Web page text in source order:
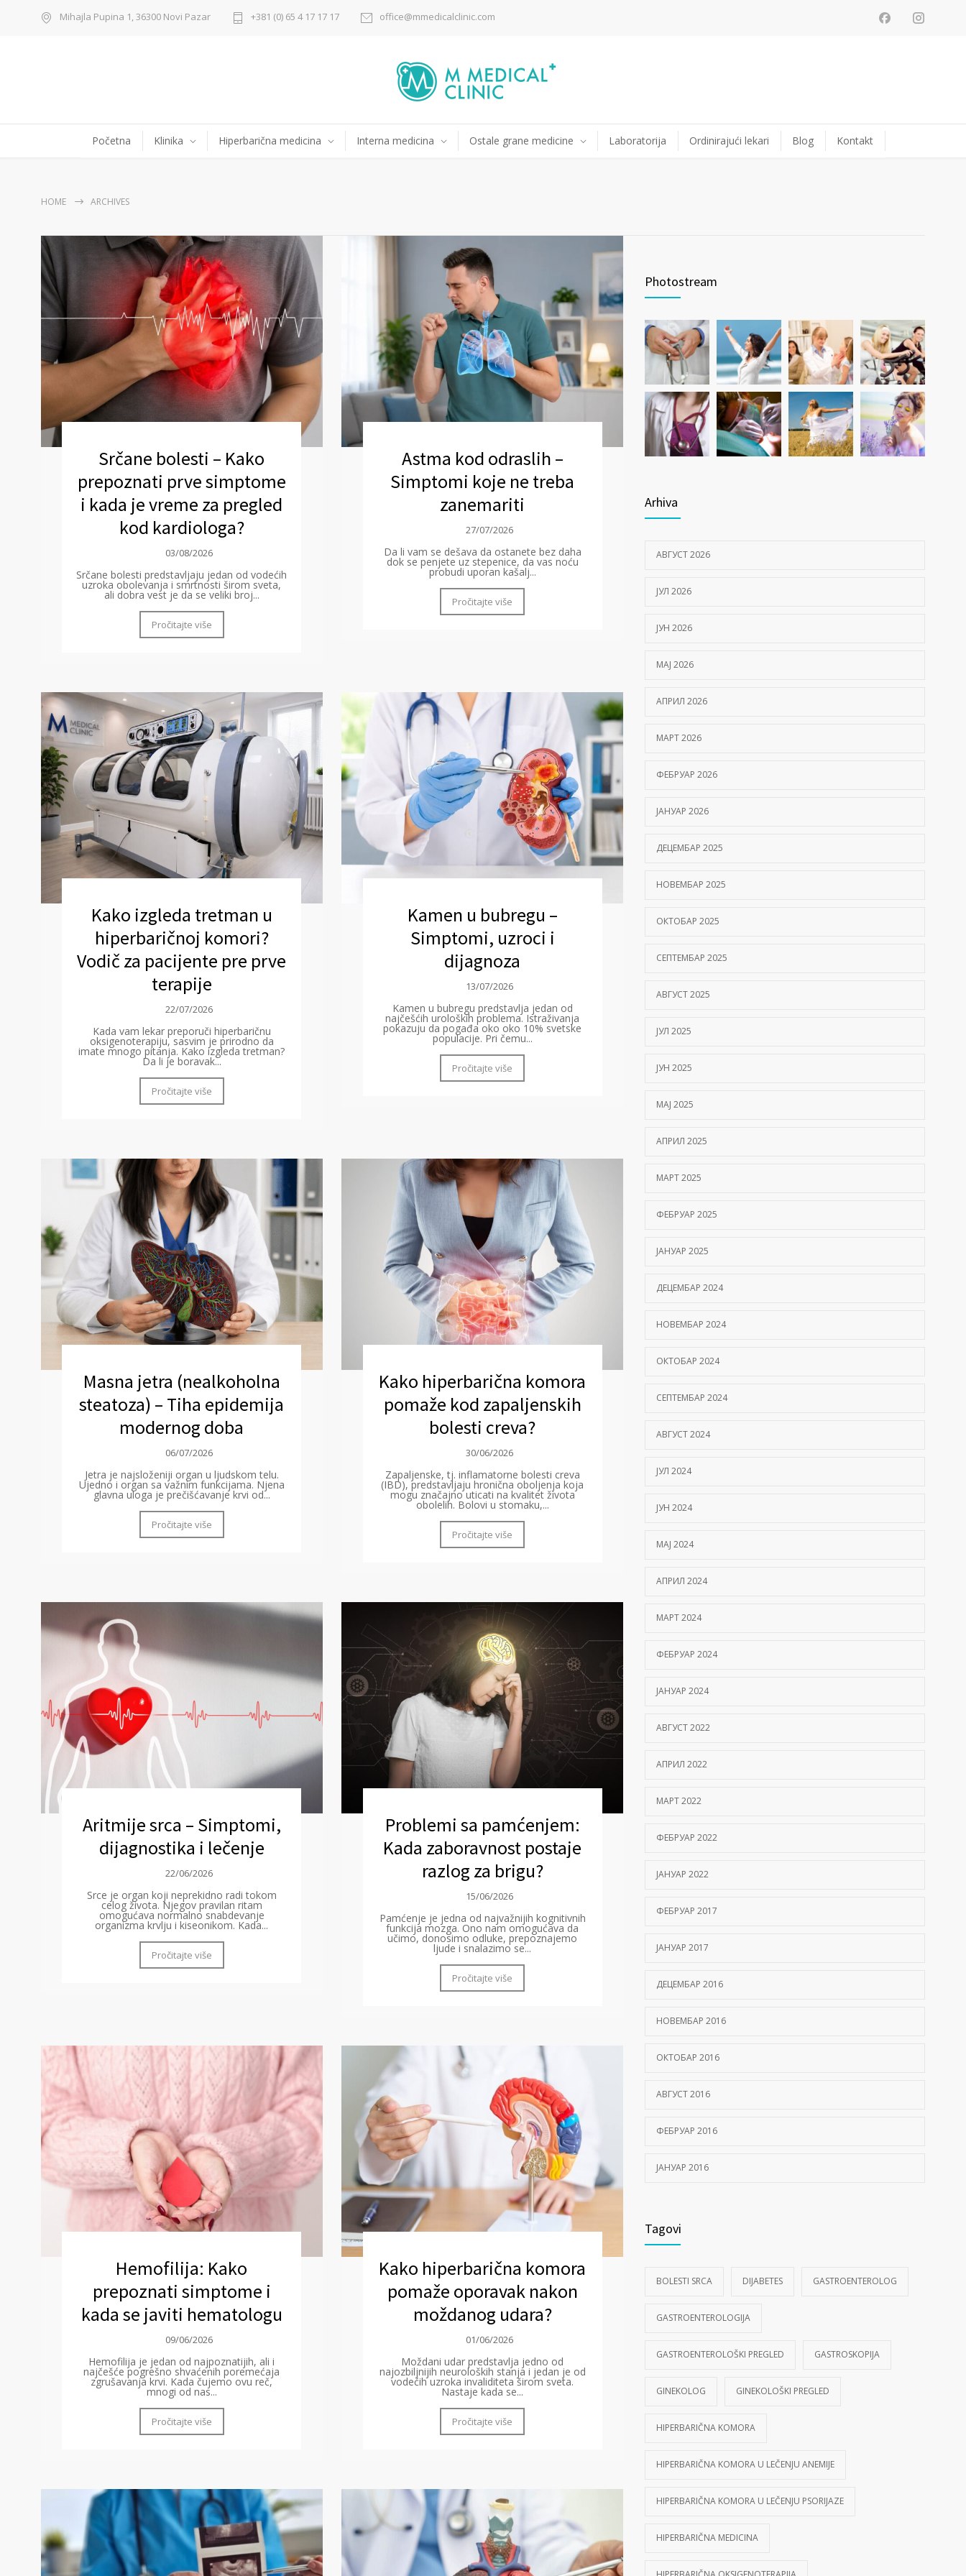
Mihajla Pupina 1, 36300 Novi Pazar +381 (0) 65 4 17 17 17 office@mmedicalclinic.com
Početna Klinika Hiperbarična medicina Interna medicina Ostale grane medicine Laboratorija Ordinirajući lekari Blog Kontakt
HOME ARCHIVES
Srčane bolesti – Kako
prepoznati prve simptome
i kada je vreme za pregled
kod kardiologa?
03/08/2026
Srčane bolesti predstavljaju jedan od vodećih
uzroka obolevanja i smrtnosti širom sveta,
ali dobra vest je da se veliki broj...
Pročitajte više
Astma kod odraslih –
Simptomi koje ne treba
zanemariti
27/07/2026
Da li vam se dešava da ostanete bez daha
dok se penjete uz stepenice, da vas noću
probudi uporan kašalj...
Pročitajte više
Kako izgleda tretman u
hiperbaričnoj komori?
Vodič za pacijente pre prve
terapije
22/07/2026
Kada vam lekar preporuči hiperbaričnu
oksigenoterapiju, sasvim je prirodno da
imate mnogo pitanja. Kako izgleda tretman?
Da li je boravak...
Pročitajte više
Kamen u bubregu –
Simptomi, uzroci i
dijagnoza
13/07/2026
Kamen u bubregu predstavlja jedan od
najčešćih uroloških problema. Istraživanja
pokazuju da pogađa oko oko 10% svetske
populacije. Pri čemu...
Pročitajte više
Masna jetra (nealkoholna
steatoza) – Tiha epidemija
modernog doba
06/07/2026
Jetra je najsloženiji organ u ljudskom telu.
Ujedno i organ sa važnim funkcijama. Njena
glavna uloga je prečišćavanje krvi od...
Pročitajte više
Kako hiperbarična komora
pomaže kod zapaljenskih
bolesti creva?
30/06/2026
Zapaljenske, tj. inflamatorne bolesti creva
(IBD), predstavljaju hronična oboljenja koja
mogu značajno uticati na kvalitet života
obolelih. Bolovi u stomaku,...
Pročitajte više
Aritmije srca – Simptomi,
dijagnostika i lečenje
22/06/2026
Srce je organ koji neprekidno radi tokom
celog života. Njegov pravilan ritam
omogućava normalno snabdevanje
organizma krvlju i kiseonikom. Kada...
Pročitajte više
Problemi sa pamćenjem:
Kada zaboravnost postaje
razlog za brigu?
15/06/2026
Pamćenje je jedna od najvažnijih kognitivnih
funkcija mozga. Ono nam omogućava da
učimo, donosimo odluke, prepoznajemo
ljude i snalazimo se...
Pročitajte više
Hemofilija: Kako
prepoznati simptome i
kada se javiti hematologu
09/06/2026
Hemofilija je jedan od najpoznatijih, ali i
najčešće pogrešno shvaćenih poremećaja
zgrušavanja krvi. Kada čujemo ovu reč,
mnogi od nas...
Pročitajte više
Kako hiperbarična komora
pomaže oporavak nakon
moždanog udara?
01/06/2026
Moždani udar predstavlja jedno od
najozbiljnijih neuroloških stanja i jedan je od
vodećih uzroka invaliditeta širom sveta.
Nastaje kada se...
Pročitajte više
Photostream
Arhiva
АВГУСТ 2026
ЈУЛ 2026
ЈУН 2026
МАЈ 2026
АПРИЛ 2026
МАРТ 2026
ФЕБРУАР 2026
ЈАНУАР 2026
ДЕЦЕМБАР 2025
НОВЕМБАР 2025
ОКТОБАР 2025
СЕПТЕМБАР 2025
АВГУСТ 2025
ЈУЛ 2025
ЈУН 2025
МАЈ 2025
АПРИЛ 2025
МАРТ 2025
ФЕБРУАР 2025
ЈАНУАР 2025
ДЕЦЕМБАР 2024
НОВЕМБАР 2024
ОКТОБАР 2024
СЕПТЕМБАР 2024
АВГУСТ 2024
ЈУЛ 2024
ЈУН 2024
МАЈ 2024
АПРИЛ 2024
МАРТ 2024
ФЕБРУАР 2024
ЈАНУАР 2024
АВГУСТ 2022
АПРИЛ 2022
МАРТ 2022
ФЕБРУАР 2022
ЈАНУАР 2022
ФЕБРУАР 2017
ЈАНУАР 2017
ДЕЦЕМБАР 2016
НОВЕМБАР 2016
ОКТОБАР 2016
АВГУСТ 2016
ФЕБРУАР 2016
ЈАНУАР 2016
Tagovi
BOLESTI SRCA DIJABETES GASTROENTEROLOG
GASTROENTEROLOGIJA
GASTROENTEROLOŠKI PREGLED GASTROSKOPIJA
GINEKOLOG GINEKOLOŠKI PREGLED
HIPERBARIČNA KOMORA
HIPERBARIČNA KOMORA U LEČENJU ANEMIJE
HIPERBARIČNA KOMORA U LEČENJU PSORIJAZE
HIPERBARIČNA MEDICINA